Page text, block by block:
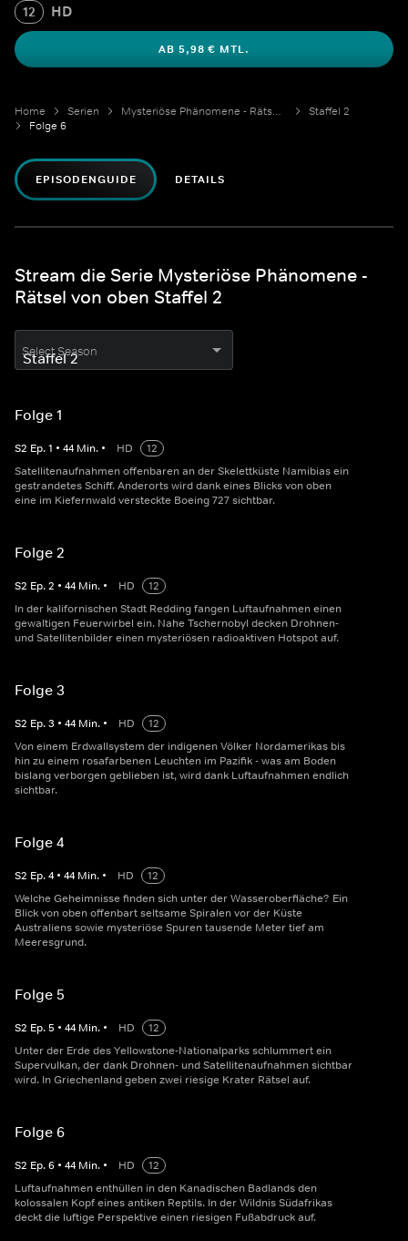
12 HD
AB 5,98 € MTL.
Home Serien Mysteriöse Phänomene - Rätsel von oben
Staffel 2
Folge 6
EPISODENGUIDE DETAILS
Stream die Serie Mysteriöse Phänomene -
Rätsel von oben Staffel 2
Select Season
Folge 1
S2 Ep.1 • 44 Min. • HD
12
Satellitenaufnahmen offenbaren an der Skelettküste Namibias ein
gestrandetes Schiff. Anderorts wird dank eines Blicks von oben
eine im Kiefernwald versteckte Boeing 727 sichtbar.
Folge 2
S2 Ep.2 • 44 Min. • HD
12
In der kalifornischen Stadt Redding fangen Luftaufnahmen einen
gewaltigen Feuerwirbel ein. Nahe Tschernobyl decken Drohnen-
und Satellitenbilder einen mysteriösen radioaktiven Hotspot auf.
Folge 3
S2 Ep.3 • 44 Min. • HD
12
Von einem Erdwallsystem der indigenen Völker Nordamerikas bis
hin zu einem rosafarbenen Leuchten im Pazifik - was am Boden
bislang verborgen geblieben ist, wird dank Luftaufnahmen endlich
sichtbar.
Folge 4
S2 Ep.4 • 44 Min. • HD
12
Welche Geheimnisse finden sich unter der Wasseroberfläche? Ein
Blick von oben offenbart seltsame Spiralen vor der Küste
Australiens sowie mysteriöse Spuren tausende Meter tief am
Meeresgrund.
Folge 5
S2 Ep.5 • 44 Min. • HD
12
Unter der Erde des Yellowstone-Nationalparks schlummert ein
Supervulkan, der dank Drohnen- und Satellitenaufnahmen sichtbar
wird. In Griechenland geben zwei riesige Krater Rätsel auf.
Folge 6
S2 Ep.6 • 44 Min. • HD
12
Luftaufnahmen enthüllen in den Kanadischen Badlands den
kolossalen Kopf eines antiken Reptils. In der Wildnis Südafrikas
deckt die luftige Perspektive einen riesigen Fußabdruck auf.